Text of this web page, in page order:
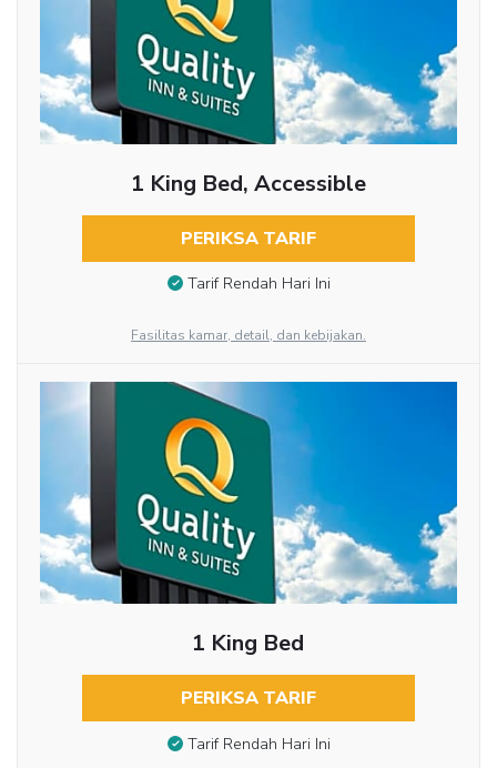
1 King Bed, Accessible
PERIKSA TARIF
Tarif Rendah Hari Ini
Fasilitas kamar, detail, dan kebijakan.
1 King Bed
PERIKSA TARIF
Tarif Rendah Hari Ini